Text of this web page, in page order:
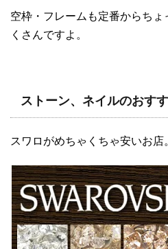
空枠・フレームも定番からち
くさんですよ。
ストーン、ネイルのおす
スワロがめちゃくちゃ安いお店